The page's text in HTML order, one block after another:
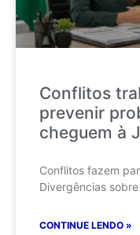
Conflitos
prevenir
cheguem à
Conflitos fazem
Divergências
CONTINUE LENDO »